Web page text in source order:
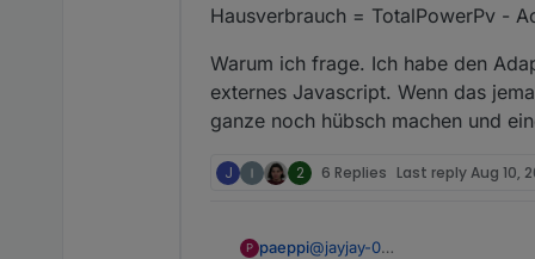
Hausverbrauch = TotalPowerPv -
Warum ich frage. Ich habe den
externes Javascript. Wenn das
ganze noch hübsch machen und
J 2 6 Replies Last replyAug 10,
P paeppi@jayjay-0